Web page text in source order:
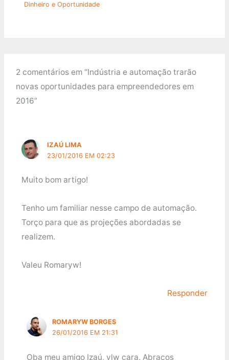
Dinheiro e Oportunidade
2 comentários em “Indústria e automação trarão
novas oportunidades para empreendedores em
2016”
IZAÚ LIMA
23/01/2016 EM 02:23
Muito bom artigo!
Tenho um familiar nesse campo de automação.
Torço para que as projeções abordadas se
realizem.
Valeu Romaryw!
Responder
ROMARYW BORGES
26/01/2016 EM 21:31
Oba meu amigo Izaú, vlw cara. Abraços